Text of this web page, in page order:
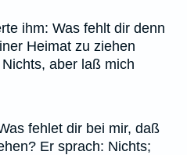
ihm: Was fehlt dir denn
Heimat zu ziehen
aber laß mich
fehlet dir bei mir, daß
Er sprach: Nichts;